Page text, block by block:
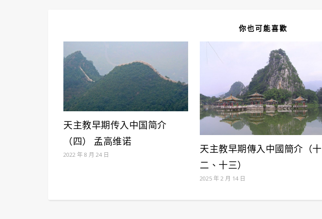
你也可能喜歡
天主教早期传入中国简介
（四） 孟高维诺
2022 年 8 月 24 日
天主教早期傳入中國簡介（十
二、十三）
2025 年 2 月 14 日